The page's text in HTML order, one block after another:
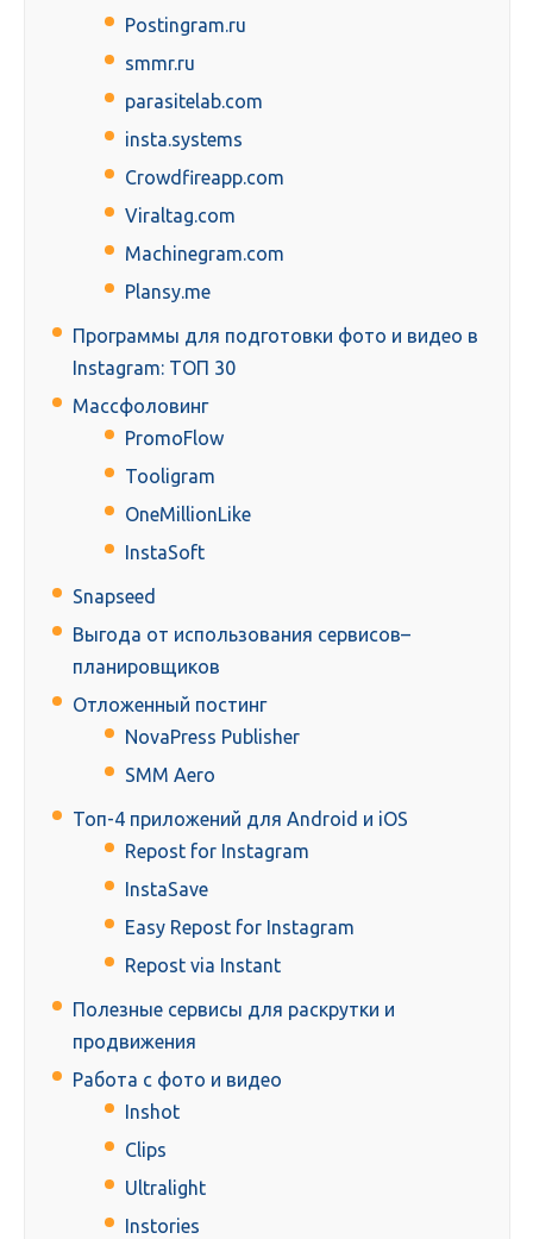
Postingram.ru
smmr.ru
parasitelab.com
insta.systems
Crowdfireapp.com
Viraltag.com
Machinegram.com
Plansy.me
Программы для подготовки фото и видео в
Instagram: ТОП 30
Массфоловинг
PromoFlow
Tooligram
OneMillionLike
InstaSoft
Snapseed
Выгода от использования сервисов–
планировщиков
Отложенный постинг
NovaPress Publisher
SMM Aero
Топ-4 приложений для Android и iOS
Repost for Instagram
InstaSave
Easy Repost for Instagram
Repost via Instant
Полезные сервисы для раскрутки и
продвижения
Работа с фото и видео
Inshot
Clips
Ultralight
Instories